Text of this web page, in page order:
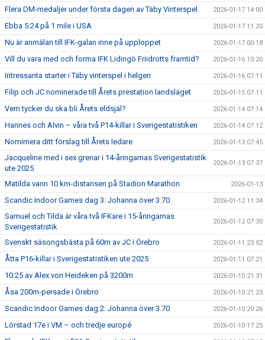
Flera DM-medaljer under första dagen av Täby Vinterspel 2026-01-17 14:00
Ebba 5:24 på 1 mile i USA 2026-01-17 11:20
Nu är anmälan till IFK-galan inne på upploppet 2026-01-17 00:18
Vill du vara med och forma IFK Lidingö Friidrotts framtid? 2026-01-16 10:20
Intressanta starter i Täby vinterspel i helgen 2026-01-16 07:11
Filip och JC nominerade till Årets prestation landslaget 2026-01-15 07:11
Vem tycker du ska bli Årets eldsjäl? 2026-01-14 07:14
Hannes och Alvin – våra två P14-killar i Sverigestatistiken 2026-01-14 07:12
Nomimera ditt förslag till Årets ledare 2026-01-13 07:45
Jacqueline med i sex grenar i 14-åringarnas Sverigestatistik
ute 2025
2026-01-13 07:37
Matilda vann 10 km-distansen på Stadion Marathon 2026-01-13
Scandic Indoor Games dag 3: Johanna över 3.70 2026-01-12 11:34
Samuel och Tilda är våra två IFKare i 15-åringarnas
Sverigestatistik
2026-01-12 07:30
Svenskt säsongsbästa på 60m av JC i Örebro 2026-01-11 23:02
Åtta P16-killar i Sverigestatistiken ute 2025 2026-01-11 07:21
10:25 av Alex von Heideken på 3200m 2026-01-10 21:31
Åsa 200m-persade i Örebro 2026-01-10 21:23
Scandic Indoor Games dag 2: Johanna över 3.70 2026-01-10 20:26
Lörstad 17e i VM – och tredje europé 2026-01-10 17:25